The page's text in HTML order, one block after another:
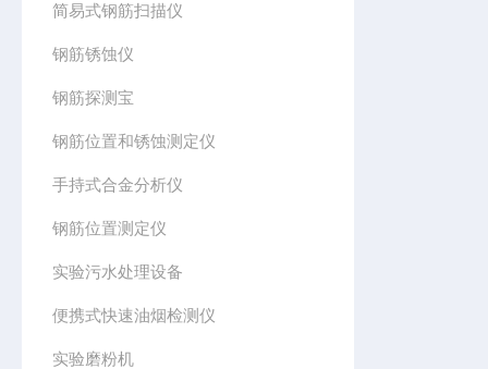
简易式钢筋扫描仪
钢筋锈蚀仪
钢筋探测宝
钢筋位置和锈蚀测定仪
手持式合金分析仪
钢筋位置测定仪
实验污水处理设备
便携式快速油烟检测仪
实验磨粉机